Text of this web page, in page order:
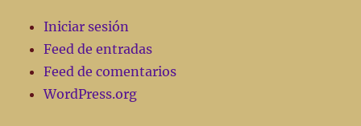
Iniciar sesión
Feed de entradas
Feed de comentarios
WordPress.org